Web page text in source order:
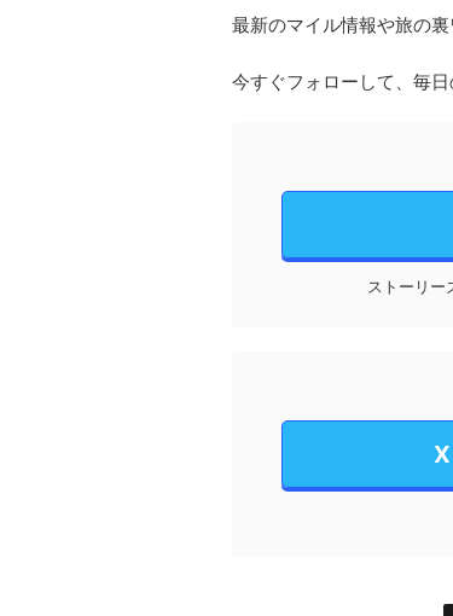
最新のマイル情報や旅の
今すぐフォローして、毎
ストーリー